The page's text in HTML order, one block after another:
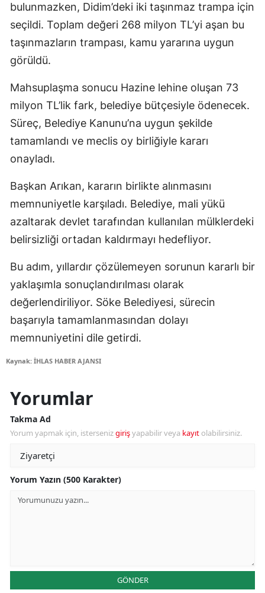
bulunmazken, Didim’deki iki taşınmaz trampa için
seçildi. Toplam değeri 268 milyon TL’yi aşan bu
taşınmazların trampası, kamu yararına uygun
görüldü.
Mahsuplaşma sonucu Hazine lehine oluşan 73
milyon TL’lik fark, belediye bütçesiyle ödenecek.
Süreç, Belediye Kanunu’na uygun şekilde
tamamlandı ve meclis oy birliğiyle kararı
onayladı.
Başkan Arıkan, kararın birlikte alınmasını
memnuniyetle karşıladı. Belediye, mali yükü
azaltarak devlet tarafından kullanılan mülklerdeki
belirsizliği ortadan kaldırmayı hedefliyor.
Bu adım, yıllardır çözülemeyen sorunun kararlı bir
yaklaşımla sonuçlandırılması olarak
değerlendiriliyor. Söke Belediyesi, sürecin
başarıyla tamamlanmasından dolayı
memnuniyetini dile getirdi.
Kaynak: İHLAS HABER AJANSI
Yorumlar
Takma Ad
Yorum yapmak için, istersenizgirişyapabilir veya kayıt olabilirsiniz.
Yorum Yazın (500 Karakter)
GÖNDER